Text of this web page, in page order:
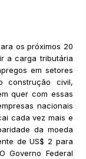
os próximos 20
a carga tributária
em setores
construção civil,
quer com essas
nacionais
cada vez mais e
da moeda
de US$ 2 para
Governo Federal